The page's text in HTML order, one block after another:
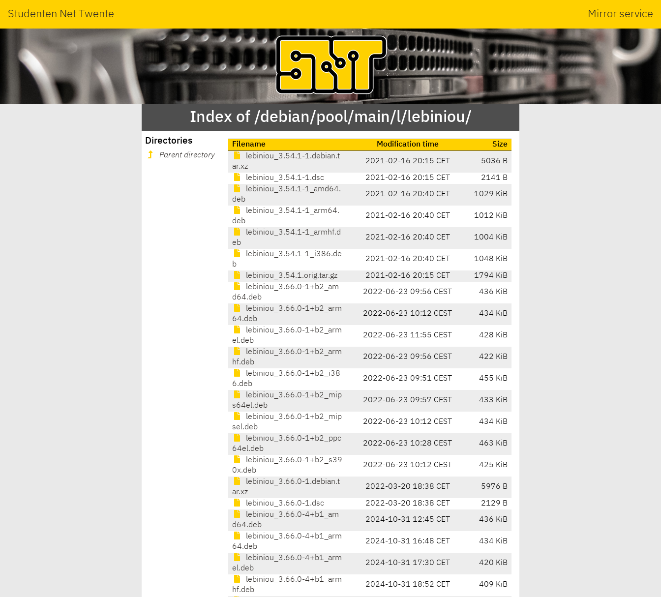
Studenten Net Twente Mirror service
Index of /debian/pool/main/l/lebiniou/
Directories
Parent directory
Filename Modification time
Size
lebiniou_3.54.1-1.debian.t
ar.xz
2021-02-16 20:15 CET 5036 B
lebiniou_3.54.1-1.dsc 2021-02-16 20:15 CET
2141 B
lebiniou_3.54.1-1_amd64.
deb
2021-02-16 20:40 CET 1029 KiB
lebiniou_3.54.1-1_arm64.
deb
2021-02-16 20:40 CET 1012 KiB
lebiniou_3.54.1-1_armhf.d
eb
2021-02-16 20:40 CET 1004 KiB
lebiniou_3.54.1-1_i386.de
b
2021-02-16 20:40 CET 1048 KiB
lebiniou_3.54.1.orig.tar.gz 2021-02-16 20:15 CET
1794 KiB
lebiniou_3.66.0-1+b2_am
d64.deb
2022-06-23 09:56 CEST 436 KiB
lebiniou_3.66.0-1+b2_arm
64.deb
2022-06-23 10:12 CEST 434 KiB
lebiniou_3.66.0-1+b2_arm
el.deb
2022-06-23 11:55 CEST 428 KiB
lebiniou_3.66.0-1+b2_arm
hf.deb
2022-06-23 09:56 CEST 422 KiB
lebiniou_3.66.0-1+b2_i38
6.deb
2022-06-23 09:51 CEST 455 KiB
lebiniou_3.66.0-1+b2_mip
s64el.deb
2022-06-23 09:57 CEST 433 KiB
lebiniou_3.66.0-1+b2_mip
sel.deb
2022-06-23 10:12 CEST 434 KiB
lebiniou_3.66.0-1+b2_ppc
64el.deb
2022-06-23 10:28 CEST 463 KiB
lebiniou_3.66.0-1+b2_s39
0x.deb
2022-06-23 10:12 CEST 425 KiB
lebiniou_3.66.0-1.debian.t
ar.xz
2022-03-20 18:38 CET 5976 B
lebiniou_3.66.0-1.dsc 2022-03-20 18:38 CET
2129 B
lebiniou_3.66.0-4+b1_am
d64.deb
2024-10-31 12:45 CET 436 KiB
lebiniou_3.66.0-4+b1_arm
64.deb
2024-10-31 16:48 CET 434 KiB
lebiniou_3.66.0-4+b1_arm
el.deb
2024-10-31 17:30 CET 420 KiB
lebiniou_3.66.0-4+b1_arm
hf.deb
2024-10-31 18:52 CET 409 KiB